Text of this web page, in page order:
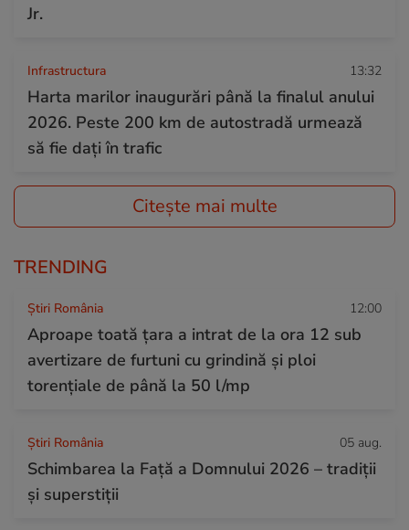
Jr.
Infrastructura 13:32
Harta marilor inaugurări până la finalul anului
2026. Peste 200 km de autostradă urmează
să fie dați în trafic
Citește mai multe
TRENDING
Știri România 12:00
Aproape toată țara a intrat de la ora 12 sub
avertizare de furtuni cu grindină și ploi
torențiale de până la 50 l/mp
Știri România 05 aug.
Schimbarea la Față a Domnului 2026 – tradiții
și superstiții